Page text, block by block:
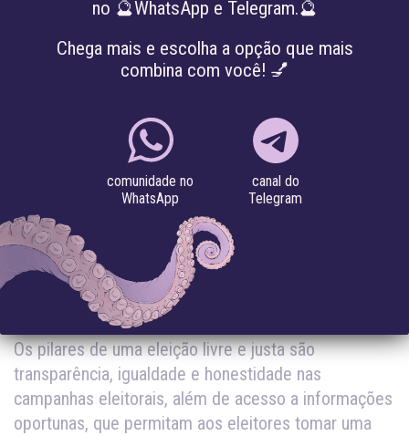
ELEITORAIS NA ERA DA
BIG DATA
22.05.2018
Por Renata Ávila* |
Boletim Antivigilância n.16
DEMOCRACIA EM RISCO, REGRAS OBSOLETAS
Os pilares de uma eleição livre e justa são
transparência, igualdade e honestidade nas
campanhas eleitorais, além de acesso a informações
oportunas, que permitam aos eleitores tomar uma
no 🔮WhatsApp e Telegram.🔮
Chega mais e escolha a opção que mais
combina com você! 💅
comunidade no
WhatsApp
canal do
Telegram